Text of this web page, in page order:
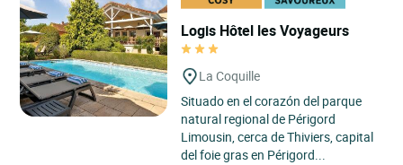
Logis Hôtel les Voyageurs
La Coquille
Situado en el corazón del parque
natural regional de Périgord
Limousin, cerca de Thiviers, capital
del foie gras en Périgord...